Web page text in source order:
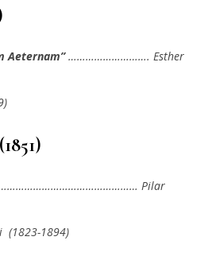
Aeternam”………………………. Esther
Pilar
(1823-1894)